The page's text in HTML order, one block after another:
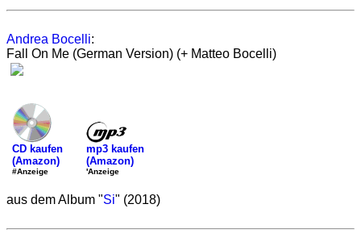
Andrea Bocelli:
Fall On Me (German Version) (+ Matteo Bocelli)
CD kaufen
(Amazon)
#Anzeige
mp3 kaufen
(Amazon)
'Anzeige
aus dem Album "Si" (2018)